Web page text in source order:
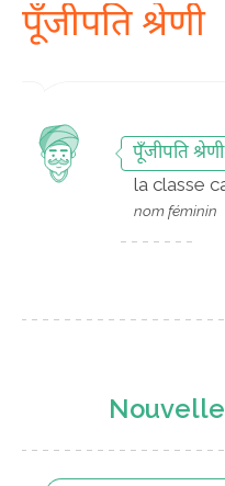
पूँजीपति श्रेणी
पूँजीपति श्रेणी
la classe
nom féminin